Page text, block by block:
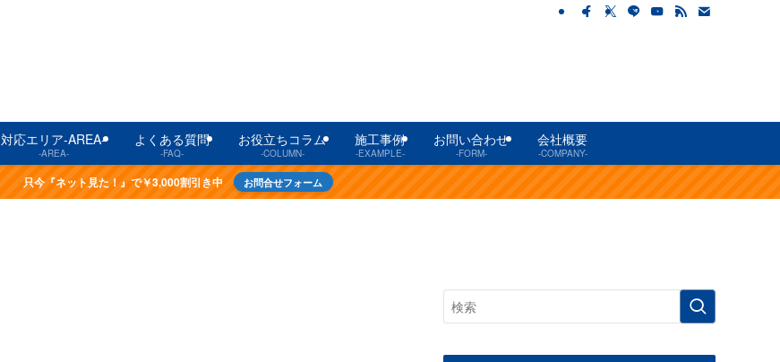
対応エリア-AREA-
-AREA-
よくある質問
-FAQ-
お役立ちコラム
-COLUMN-
施工事例
-EXAMPLE-
お問い合わせ
-FORM-
会社概要
-COMPANY-
只今『ネット見た！』で￥3,000割引き中 お問合せフォーム